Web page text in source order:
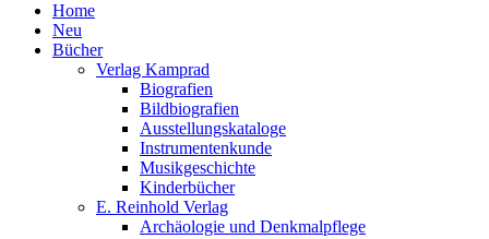
Home
Neu
Bücher
Verlag Kamprad
Biografien
Bildbiografien
Ausstellungskataloge
Instrumentenkunde
Musikgeschichte
Kinderbücher
E. Reinhold Verlag
Archäologie und Denkmalpflege